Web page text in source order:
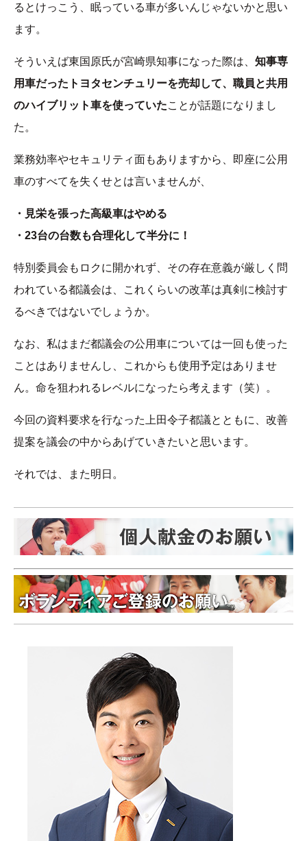
るとけっこう、眠っている車が多いんじゃないかと思い
ます。
そういえば東国原氏が宮崎県知事になった際は、 知事専
用車だったトヨタセンチュリーを売却して、職員と共用
のハイブリット車を使っていたことが話題になりまし
た。
業務効率やセキュリティ面もありますから、即座に公用
車のすべてを失くせとは言いませんが、
・見栄を張った高級車はやめる
・23台の台数も合理化して半分に！
特別委員会もロクに開かれず、その存在意義が厳しく問
われている都議会は、これくらいの改革は真剣に検討す
るべきではないでしょうか。
なお、私はまだ都議会の公用車については一回も使った
ことはありませんし、これからも使用予定はありませ
ん。命を狙われるレベルになったら考えます（笑）。
今回の資料要求を行なった上田令子都議とともに、改善
提案を議会の中からあげていきたいと思います。
それでは、また明日。